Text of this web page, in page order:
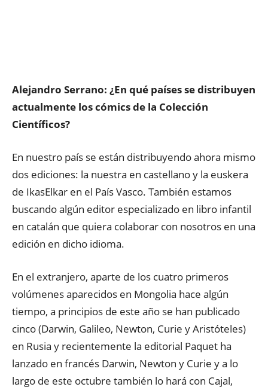
Alejandro Serrano: ¿En qué países se distribuyen
actualmente los cómics de la Colección
Científicos?
En nuestro país se están distribuyendo ahora mismo
dos ediciones: la nuestra en castellano y la euskera
de IkasElkar en el País Vasco. También estamos
buscando algún editor especializado en libro infantil
en catalán que quiera colaborar con nosotros en una
edición en dicho idioma.
En el extranjero, aparte de los cuatro primeros
volúmenes aparecidos en Mongolia hace algún
tiempo, a principios de este año se han publicado
cinco (Darwin, Galileo, Newton, Curie y Aristóteles)
en Rusia y recientemente la editorial Paquet ha
lanzado en francés Darwin, Newton y Curie y a lo
largo de este octubre también lo hará con Cajal,